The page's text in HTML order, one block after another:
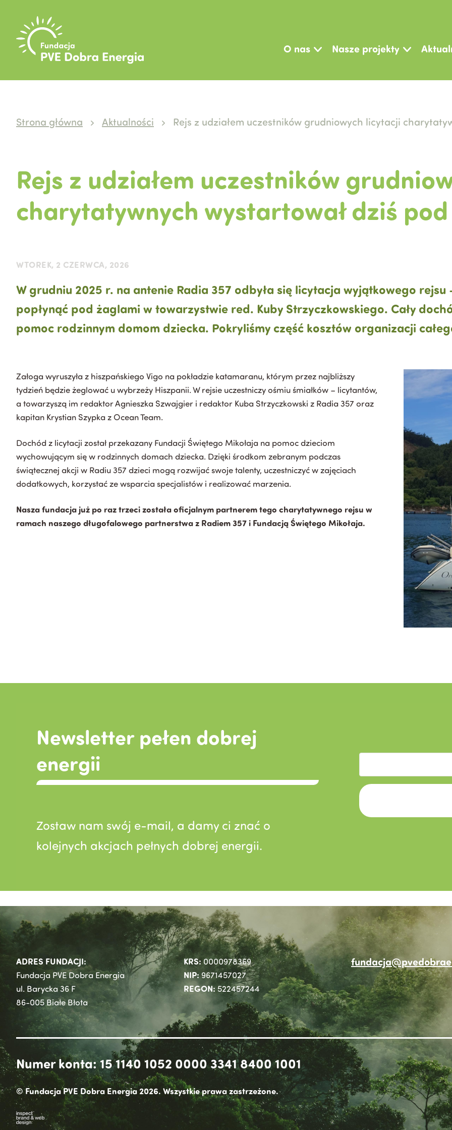
O nas
Nasze projekty
Strona główna Aktualności Rejs z udziałem uczestników grudniowych licytacji
Rejs z udziałem uczestników
charytatywnych wystartował dziś
WTOREK, 2 CZERWCA, 2026
W grudniu 2025 r. na antenie Radia 357 odbyła się licytacja wyjątkowego
popłynąć pod żaglami w towarzystwie red. Kuby Strzyczkowskiego. Cały
pomoc rodzinnym domom dziecka. Pokryliśmy część kosztów organizacji
Załoga wyruszyła z hiszpańskiego Vigo na pokładzie katamaranu, którym przez najbliższy
tydzień będzie żeglować u wybrzeży Hiszpanii. W rejsie uczestniczy ośmiu śmiałków – licytantów,
a towarzyszą im redaktor Agnieszka Szwajgier i redaktor Kuba Strzyczkowski z Radia 357 oraz
kapitan Krystian Szypka z Ocean Team.
Dochód z licytacji został przekazany Fundacji Świętego Mikołaja na pomoc dzieciom
wychowującym się w rodzinnych domach dziecka. Dzięki środkom zebranym podczas
świątecznej akcji w Radiu 357 dzieci mogą rozwijać swoje talenty, uczestniczyć w zajęciach
dodatkowych, korzystać ze wsparcia specjalistów i realizować marzenia.
Nasza fundacja już po raz trzeci została oficjalnym partnerem tego charytatywnego rejsu w
ramach naszego długofalowego partnerstwa z Radiem 357 i Fundacją Świętego Mikołaja.
Newsletter pełen dobrej
energii
Zostaw nam swój e-mail, a damy ci znać o
kolejnych akcjach pełnych dobrej energii.
ADRES FUNDACJI:
Fundacja PVE Dobra Energia
ul. Barycka 36 F
86-005 Białe Błota
KRS:0000978369
NIP: 9671457027
REGON:522457244
Numer konta: 15 1140 1052 0000 3341 8400 1001
© Fundacja PVE Dobra Energia 2026. Wszystkie prawa zastrzeżone.